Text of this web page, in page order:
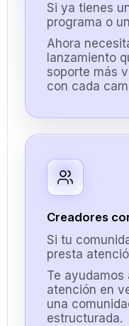
Si ya tienes
programa o
Ahora
lanzamiento
soporte más
con cada
Creadores
Si tu
presta
Te ayudamos
atención en
una
estructurada.